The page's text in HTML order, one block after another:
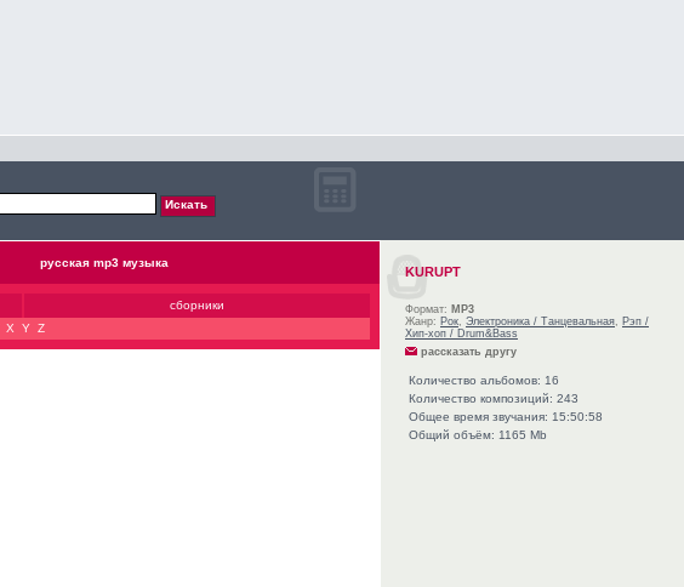
русская mp3 музыка
сборники
X Y Z
KURUPT
Формат: MP3
Жанр: Рок, Электроника / Танцевальная, Рэп /
Хип-хоп / Drum&Bass
рассказать другу
Количество альбомов: 16
Количество композиций: 243
Общее время звучания: 15:50:58
Общий объём: 1165 Mb